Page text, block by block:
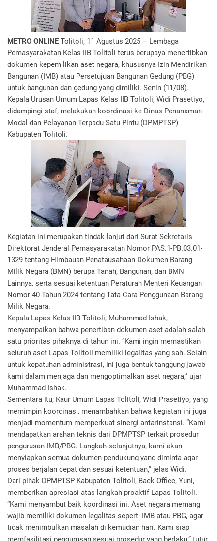
METRO ONLINE Tolitoli, 11 Agustus 2025 – Lembaga
Pemasyarakatan Kelas IIB Tolitoli terus berupaya menertibkan
dokumen kepemilikan aset negara, khususnya Izin Mendirikan
Bangunan (IMB) atau Persetujuan Bangunan Gedung (PBG)
untuk bangunan dan gedung yang dimiliki. Senin (11/08),
Kepala Urusan Umum Lapas Kelas IIB Tolitoli, Widi Prasetiyo,
didampingi staf, melakukan koordinasi ke Dinas Penanaman
Modal dan Pelayanan Terpadu Satu Pintu (DPMPTSP)
Kabupaten Tolitoli.
Kegiatan ini merupakan tindak lanjut dari Surat Sekretaris
Direktorat Jenderal Pemasyarakatan Nomor PAS.1-PB.03.01-
1329 tentang Himbauan Penatausahaan Dokumen Barang
Milik Negara (BMN) berupa Tanah, Bangunan, dan BMN
Lainnya, serta sesuai ketentuan Peraturan Menteri Keuangan
Nomor 40 Tahun 2024 tentang Tata Cara Penggunaan Barang
Milik Negara.
Kepala Lapas Kelas IIB Tolitoli, Muhammad Ishak,
menyampaikan bahwa penertiban dokumen aset adalah salah
satu prioritas pihaknya di tahun ini. “Kami ingin memastikan
seluruh aset Lapas Tolitoli memiliki legalitas yang sah. Selain
untuk kepatuhan administrasi, ini juga bentuk tanggung jawab
kami dalam menjaga dan mengoptimalkan aset negara,” ujar
Muhammad Ishak.
Sementara itu, Kaur Umum Lapas Tolitoli, Widi Prasetiyo, yang
memimpin koordinasi, menambahkan bahwa kegiatan ini juga
menjadi momentum memperkuat sinergi antarinstansi. “Kami
mendapatkan arahan teknis dari DPMPTSP terkait prosedur
pengurusan IMB/PBG. Langkah selanjutnya, kami akan
menyiapkan semua dokumen pendukung yang diminta agar
proses berjalan cepat dan sesuai ketentuan,” jelas Widi.
Dari pihak DPMPTSP Kabupaten Tolitoli, Back Office, Yuni,
memberikan apresiasi atas langkah proaktif Lapas Tolitoli.
“Kami menyambut baik koordinasi ini. Aset negara memang
wajib memiliki dokumen legalitas seperti IMB atau PBG, agar
tidak menimbulkan masalah di kemudian hari. Kami siap
memfasilitasi pengurusan sesuai prosedur yang berlaku,” tutur